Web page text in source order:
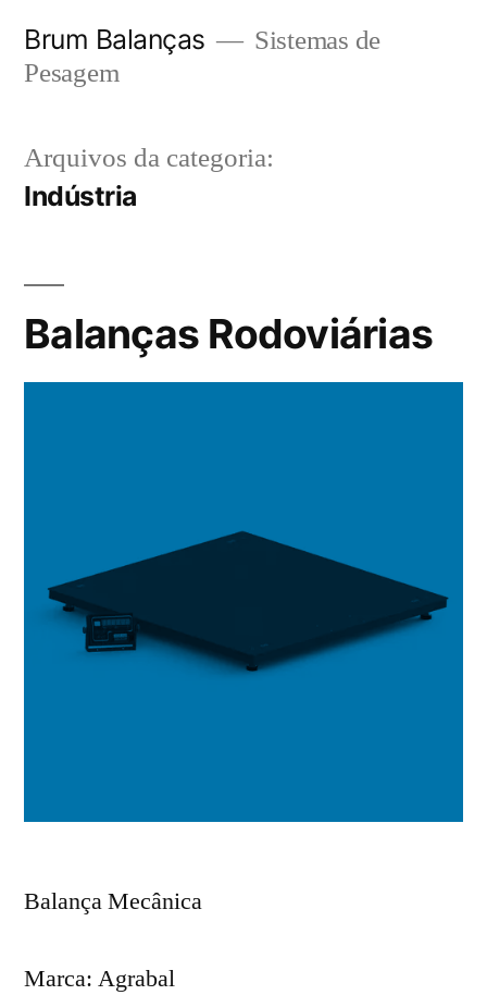
para
conteúdo
Brum Balanças
Sistemas de
Pesagem
Arquivos da categoria:
Indústria
Balanças Rodoviárias
Balança Mecânica
Marca: Agrabal